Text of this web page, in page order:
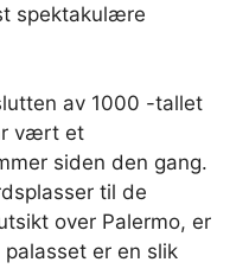
spektakulære
av 1000 -tallet
vært et
siden den gang.
til de
over Palermo, er
er en slik